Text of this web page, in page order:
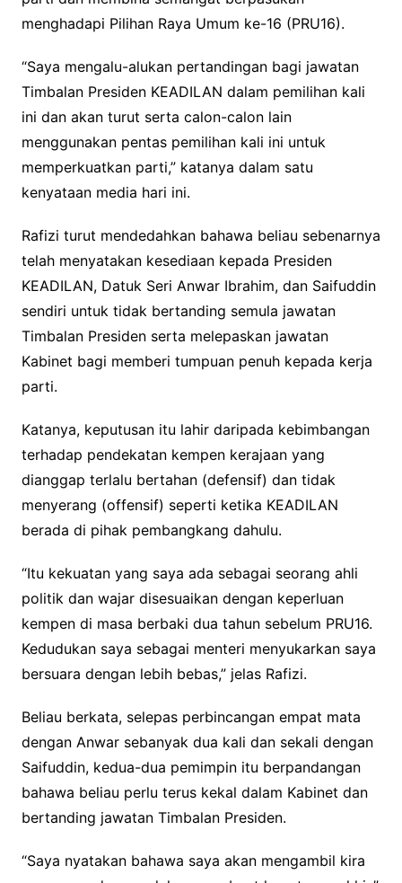
menghadapi Pilihan Raya Umum ke-16 (PRU16).
“Saya mengalu-alukan pertandingan bagi jawatan
Timbalan Presiden KEADILAN dalam pemilihan kali
ini dan akan turut serta calon-calon lain
menggunakan pentas pemilihan kali ini untuk
memperkuatkan parti,” katanya dalam satu
kenyataan media hari ini.
Rafizi turut mendedahkan bahawa beliau sebenarnya
telah menyatakan kesediaan kepada Presiden
KEADILAN, Datuk Seri Anwar Ibrahim, dan Saifuddin
sendiri untuk tidak bertanding semula jawatan
Timbalan Presiden serta melepaskan jawatan
Kabinet bagi memberi tumpuan penuh kepada kerja
parti.
Katanya, keputusan itu lahir daripada kebimbangan
terhadap pendekatan kempen kerajaan yang
dianggap terlalu bertahan (defensif) dan tidak
menyerang (offensif) seperti ketika KEADILAN
berada di pihak pembangkang dahulu.
“Itu kekuatan yang saya ada sebagai seorang ahli
politik dan wajar disesuaikan dengan keperluan
kempen di masa berbaki dua tahun sebelum PRU16.
Kedudukan saya sebagai menteri menyukarkan saya
bersuara dengan lebih bebas,” jelas Rafizi.
Beliau berkata, selepas perbincangan empat mata
dengan Anwar sebanyak dua kali dan sekali dengan
Saifuddin, kedua-dua pemimpin itu berpandangan
bahawa beliau perlu terus kekal dalam Kabinet dan
bertanding jawatan Timbalan Presiden.
“Saya nyatakan bahawa saya akan mengambil kira